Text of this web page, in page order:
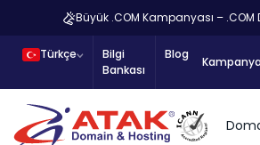
Büyük .COM Kampanyası –
Türkçe
Bilgi
Bankası
Blog